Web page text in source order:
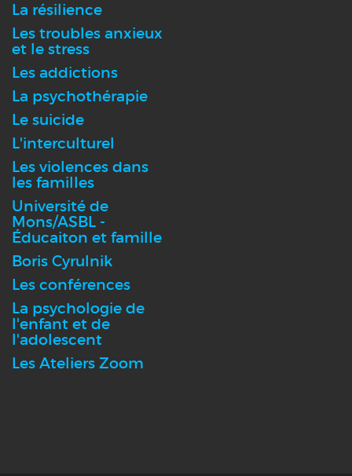
La résilience
Les troubles anxieux
et le stress
Les addictions
La psychothérapie
Le suicide
L'interculturel
Les violences dans
les familles
Université de
Mons/ASBL -
Éducaiton et famille
Boris Cyrulnik
Les conférences
La psychologie de
l'enfant et de
l'adolescent
Les Ateliers Zoom